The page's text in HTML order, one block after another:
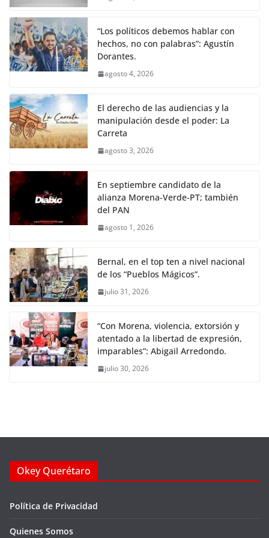
k p k m
“Los políticos debemos hablar con
hechos, no con palabras”: Agustín
Dorantes.
agosto 4, 2026
El derecho de las audiencias y la
manipulación desde el poder: La
Carreta
agosto 3, 2026
En septiembre candidato de la
alianza Morena-Verde-PT; también
del PAN
agosto 1, 2026
Bernal, en el top ten a nivel nacional
de los “Pueblos Mágicos”.
julio 31, 2026
“Con Morena, violencia, extorsión y
atentado a la libertad de expresión,
imparables”: Abigail Arredondo.
julio 30, 2026
Okey Querétaro
Política de Privacidad
Quienes Somos